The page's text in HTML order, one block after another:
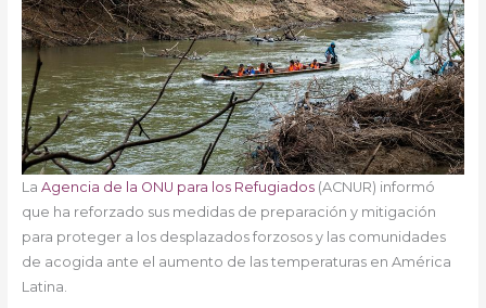
La Agencia de la ONU para los Refugiados(ACNUR) informó
que ha reforzado sus medidas de preparación y mitigación
para proteger a los desplazados forzosos y las comunidades
de acogida ante el aumento de las temperaturas en América
Latina.